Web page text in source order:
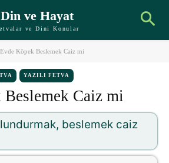
Din ve Hayat
ve Dini Konular
Evde Köpek Beslemek Caiz mi
YAZILI FETVA
Caiz mi
beslemek caiz